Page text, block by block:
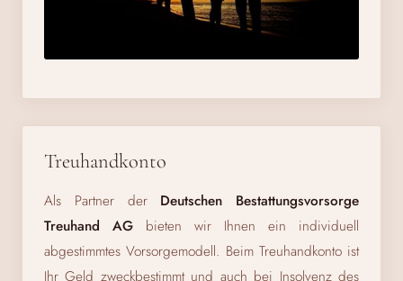
Treuhandkonto
Als Partner der Deutschen Bestattungsvorsorge
Treuhand AG bieten wir Ihnen ein individuell
abgestimmtes Vorsorgemodell. Beim Treuhandkonto ist
Ihr Geld zweckbestimmt und auch bei Insolvenz des